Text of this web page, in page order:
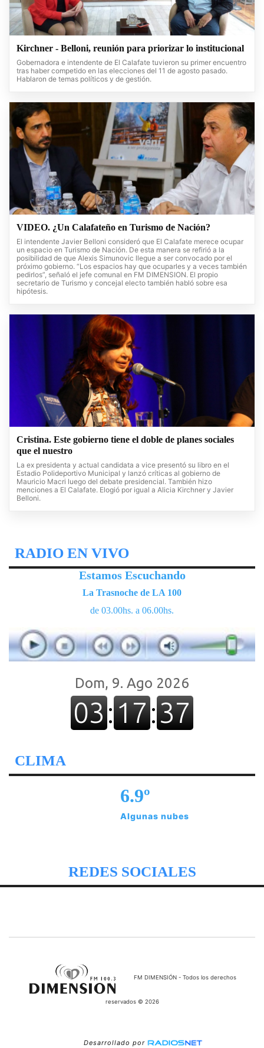
Kirchner - Belloni, reunión para priorizar lo institucional
Gobernadora e intendente de El Calafate tuvieron su primer encuentro
tras haber competido en las elecciones del 11 de agosto pasado.
Hablaron de temas políticos y de gestión.
VIDEO. ¿Un Calafateño en Turismo de Nación?
El intendente Javier Belloni consideró que El Calafate merece ocupar
un espacio en Turismo de Nación. De esta manera se refirió a la
posibilidad de que Alexis Simunovic llegue a ser convocado por el
próximo gobierno. “Los espacios hay que ocuparles y a veces también
pedirlos”, señaló el jefe comunal en FM DIMENSION. El propio
secretario de Turismo y concejal electo también habló sobre esa
hipótesis.
Cristina. Este gobierno tiene el doble de planes sociales
que el nuestro
La ex presidenta y actual candidata a vice presentó su libro en el
Estadio Polideportivo Municipal y lanzó críticas al gobierno de
Mauricio Macri luego del debate presidencial. También hizo
menciones a El Calafate. Elogió por igual a Alicia Kirchner y Javier
Belloni.
RADIO EN VIVO
Estamos Escuchando
La Trasnoche de LA 100
de 03.00hs. a 06.00hs.
CLIMA
6.9º
Algunas nubes
REDES SOCIALES
FM DIMENSIÓN - Todos los derechos
reservados © 2026
Desarrollado por